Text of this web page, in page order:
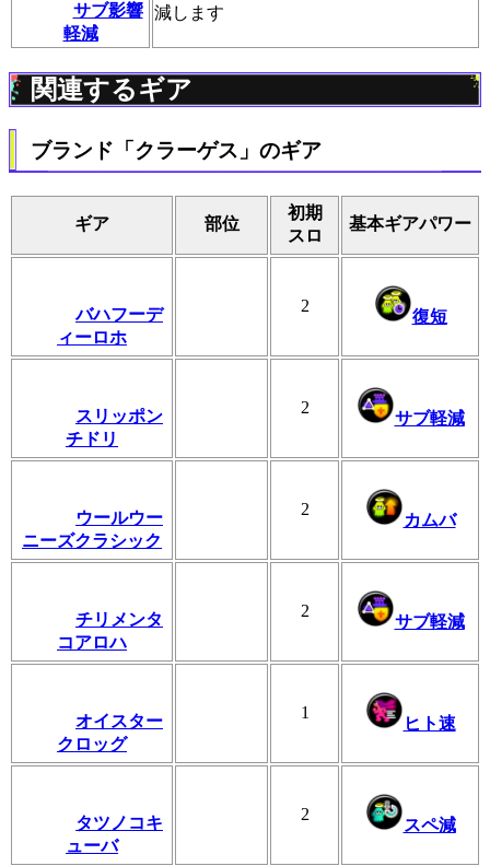
サブ影響
軽減
減します
関連するギア
ブランド「クラーゲス」のギア
ギア 部位
初期
スロ
基本ギアパワー
バハフーデ
ィーロホ
2
復短
スリッポン
チドリ
2
サブ軽減
ウールウー
ニーズクラシック
2
カムバ
チリメンタ
コアロハ
2
サブ軽減
オイスター
クロッグ
1
ヒト速
タツノコキ
ューバ
2
スペ減